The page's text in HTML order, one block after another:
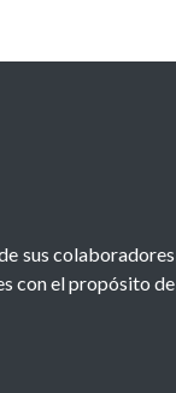
sus colaboradores
con el propósito de